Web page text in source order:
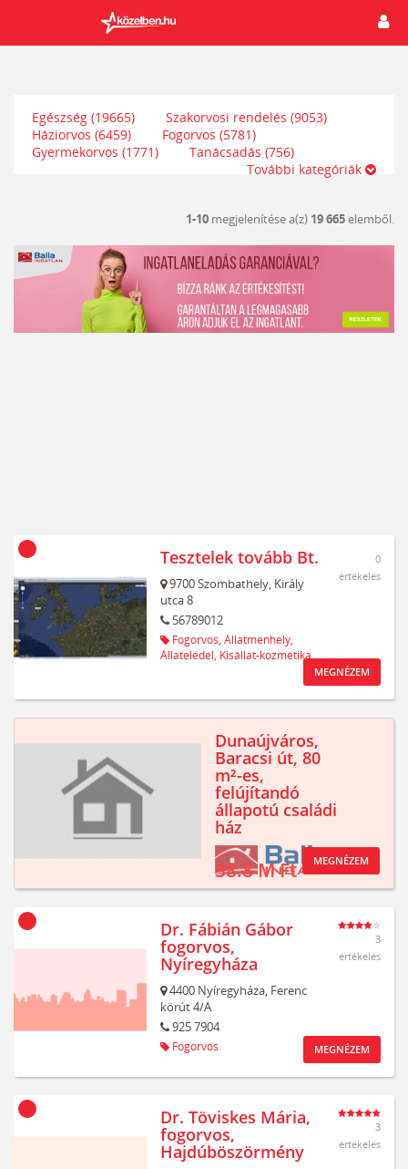
Egészség (19665) Szakorvosi rendelés (9053)
Háziorvos (6459) Fogorvos (5781)
Gyermekorvos (1771) Tanácsadás (756)
További kategóriák
1-10 megjelenítése a(z) 19 665elemből.
Tesztelek tovább Bt.
9700Szombathely, Király
utca 8
56789012
Fogorvos, Állatmenhely,
Állateledel, Kisállat-kozmetika
0
értékelés
MEGNÉZEM
Dunaújváros,
Baracsi út, 80
m²-es,
felújítandó
állapotú családi
ház
38.8 M Ft MEGNÉZEM
Dr. Fábián Gábor
fogorvos,
Nyíregyháza
4400 Nyíregyháza, Ferenc
körút 4/A
925 7904
Fogorvos
3
értékelés
MEGNÉZEM
Dr. Töviskes Mária,
fogorvos,
Hajdúböszörmény
3
értékelés